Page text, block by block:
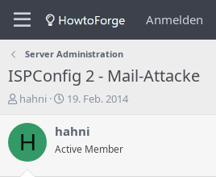
Anmelden
Server Administration
ISPConfig 2 - Mail-Attacke
E
s
e
hahni
E
s
e
19. Feb. 2014
H hahni
Active Member